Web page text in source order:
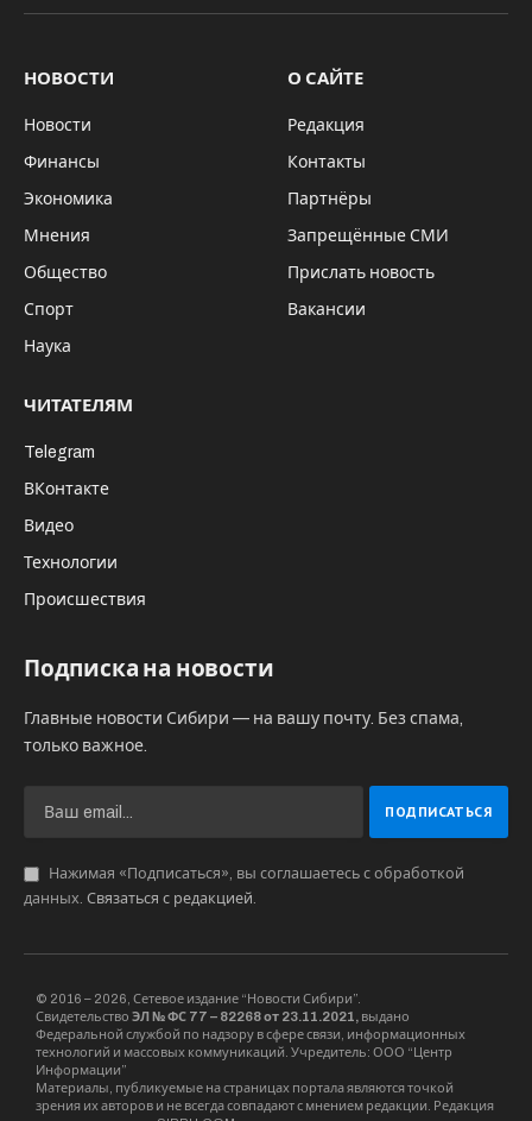
НОВОСТИ
Новости
Финансы
Экономика
Мнения
Общество
Спорт
Наука
О САЙТЕ
Редакция
Контакты
Партнёры
Запрещённые СМИ
Прислать новость
Вакансии
ЧИТАТЕЛЯМ
Telegram
ВКонтакте
Видео
Технологии
Происшествия
Подписка на новости
Главные новости Сибири — на вашу почту. Без спама,
только важное.
Нажимая «Подписаться», вы соглашаетесь с обработкой
данных. Связаться с редакцией.
© 2016 – 2026, Сетевое издание “Новости Сибири”.
Свидетельство ЭЛ № ФС 77 – 82268 от 23.11.2021, выдано
Федеральной службой по надзору в сфере связи, информационных
технологий и массовых коммуникаций. Учредитель: ООО “Центр
Информации”
Материалы, публикуемые на страницах портала являются точкой
зрения их авторов и не всегда совпадают с мнением редакции. Редакция